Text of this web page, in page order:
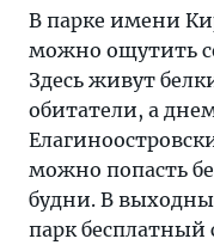
В парке имени
можно ощутить
Здесь живут
обитатели, а
можно попасть
будни. В
парк бесплатный